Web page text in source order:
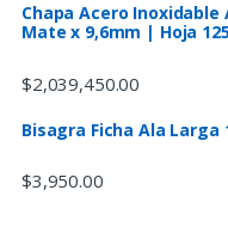
Chapa Acero Inoxidable
Mate x 9,6mm | Hoja
$2,039,450.00
Bisagra Ficha Ala Larga
$3,950.00